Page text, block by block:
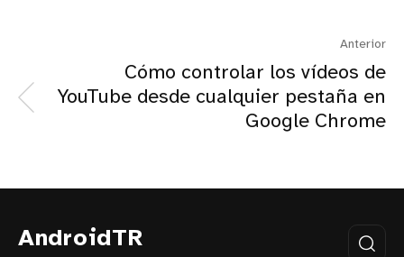
Anterior
Cómo controlar los vídeos de
YouTube desde cualquier pestaña en
Google Chrome
AndroidTR